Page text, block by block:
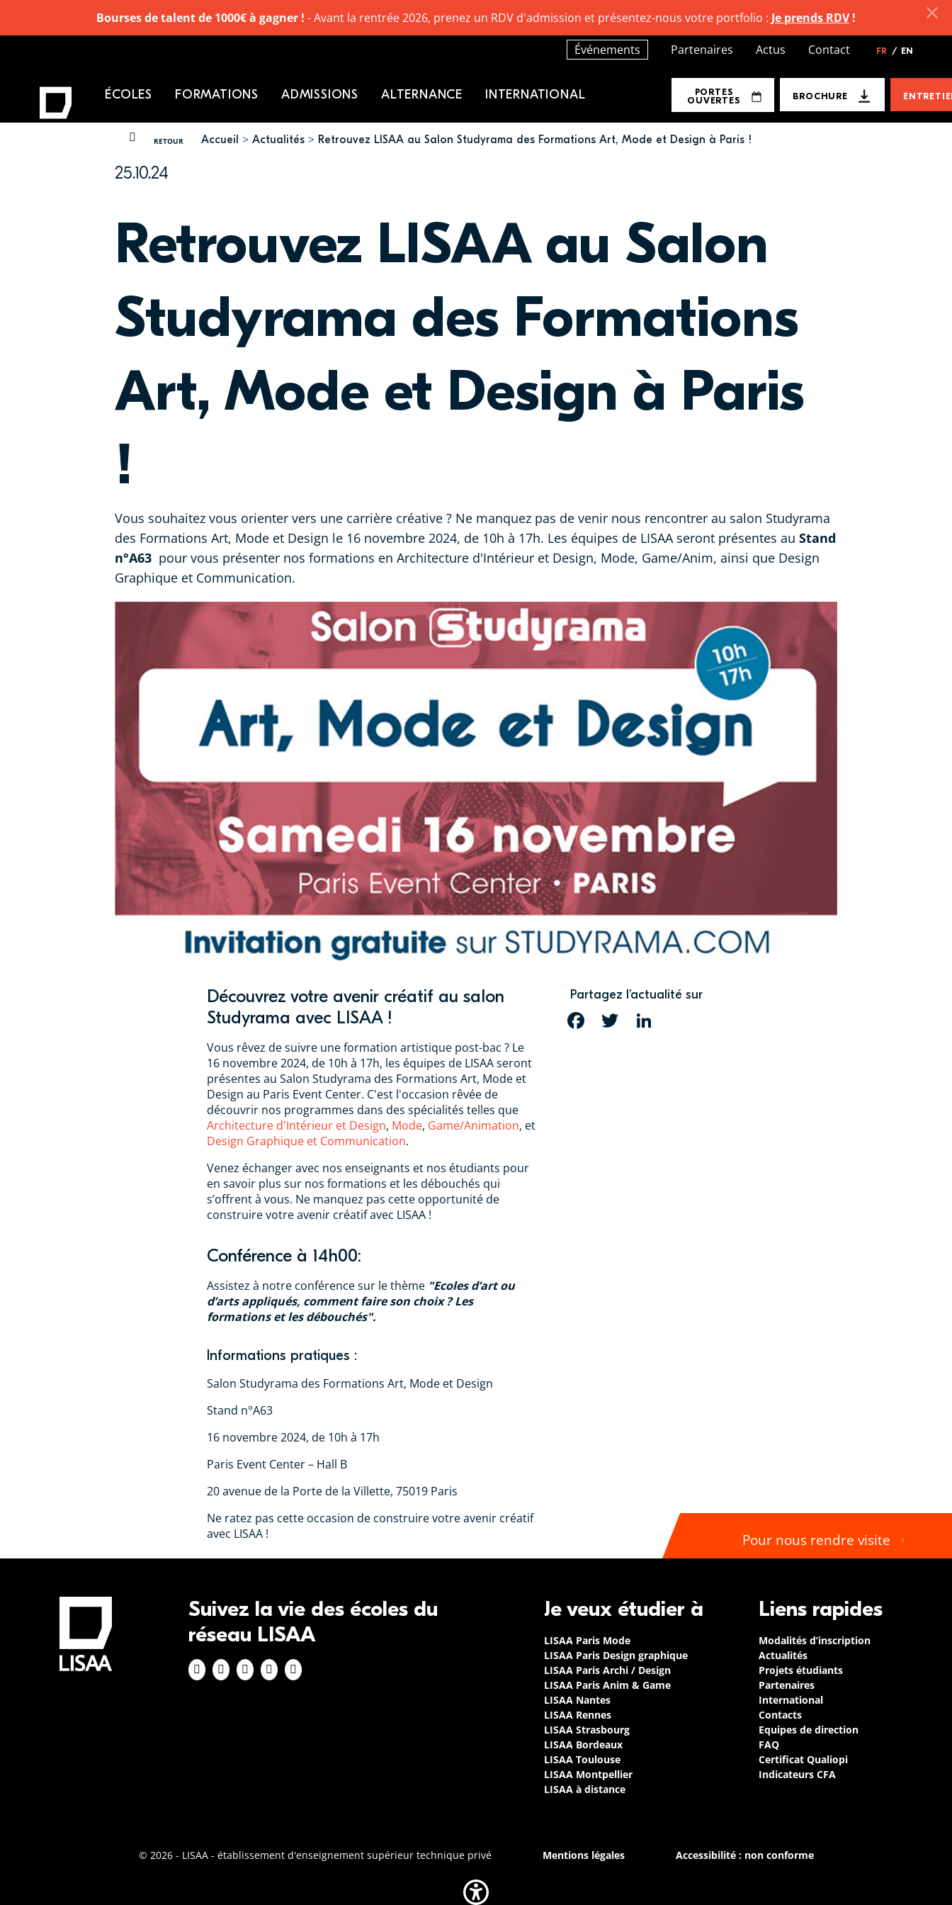
RETOUR
VOUS ÊTES ICI Accueil Actualités Retrouvez LISAA au Salon Studyrama des Formations Art, Mode et Design à Paris !
25.10.24
Retrouvez LISAA au Salon
Studyrama des Formations
Art, Mode et Design à Paris
!
Vous souhaitez vous orienter vers une carrière créative ? Ne manquez pas de venir nous rencontrer au salon Studyrama
des Formations Art, Mode et Design le 16 novembre 2024, de 10h à 17h. Les équipes de LISAA seront présentes au Stand
n°A63 pour vous présenter nos formations en Architecture d'Intérieur et Design, Mode, Game/Anim, ainsi que Design
Graphique et Communication.
Découvrez votre avenir créatif au salon
Studyrama avec LISAA !
Vous rêvez de suivre une formation artistique post-bac ? Le
16 novembre 2024, de 10h à 17h, les équipes de LISAA seront
présentes au Salon Studyrama des Formations Art, Mode et
Design au Paris Event Center. C'est l'occasion rêvée de
découvrir nos programmes dans des spécialités telles que
Architecture d'Intérieur et Design, Mode, Game/Animation, et
Design Graphique et Communication.
Venez échanger avec nos enseignants et nos étudiants pour
en savoir plus sur nos formations et les débouchés qui
s’offrent à vous. Ne manquez pas cette opportunité de
construire votre avenir créatif avec LISAA !
Conférence à 14h00:
Assistez à notre conférence sur le thème "Ecoles d’art ou
d’arts appliqués, comment faire son choix ? Les
formations et les débouchés".
Informations pratiques :
Salon Studyrama des Formations Art, Mode et Design
Stand n°A63
16 novembre 2024, de 10h à 17h
Paris Event Center – Hall B
20 avenue de la Porte de la Villette, 75019 Paris
Ne ratez pas cette occasion de construire votre avenir créatif
avec LISAA !
Partagez l’actualité sur
FACEBOOKTWITTER
Pour nous rendre visite
Événements Partenaires Actus Contact FR / EN
PORTES
OUVERTES
BROCHURE
ÉCOLES FORMATIONS ADMISSIONS ALTERNANCE INTERNATIONAL
Suivez la vie des écoles du
réseau LISAA
Je veux étudier à
LISAA Paris Mode
LISAA Paris Design graphique
LISAA Paris Archi / Design
LISAA Paris Anim & Game
LISAA Nantes
LISAA Rennes
LISAA Strasbourg
LISAA Bordeaux
LISAA Toulouse
LISAA Montpellier
LISAA à distance
Liens rapides
Modalités d’inscription
Actualités
Projets étudiants
Partenaires
International
Contacts
Equipes de direction
FAQ
Certificat Qualiopi
Indicateurs CFA
© 2026 - LISAA - établissement d'enseignement supérieur technique privé Mentions légales Accessibilité : non conforme
Bourses de talent de 1000€ à gagner ! - Avant la rentrée 2026, prenez un RDV d'admission et présentez-nous votre portfolio : Je prends RDV!